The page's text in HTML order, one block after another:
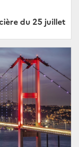
du 25 juillet